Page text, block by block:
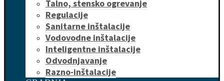
Talno, stensko ogrevanje
Regulacije
Sanitarne inštalacije
Vodovodne inštalacije
Inteligentne inštalacije
Odvodnjavanje
Razno-inštalacije